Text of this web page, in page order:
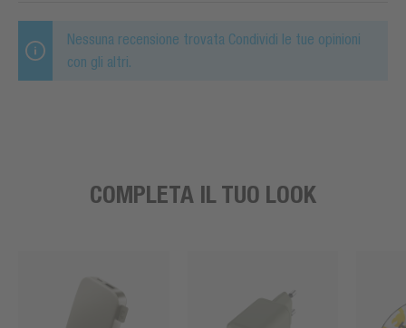
Nessuna recensione trovata Condividi le tue opinioni
con gli altri.
COMPLETA IL TUO LOOK